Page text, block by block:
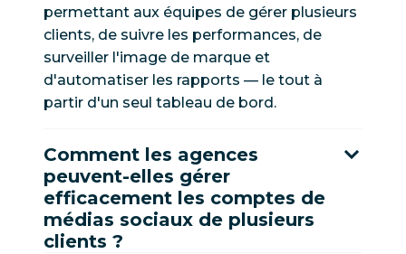
permettant aux équipes de gérer plusieurs
clients, de suivre les performances, de
surveiller l'image de marque et
d'automatiser les rapports — le tout à
partir d'un seul tableau de bord.
Comment les agences
peuvent-elles gérer
efficacement les comptes de
médias sociaux de plusieurs
clients ?